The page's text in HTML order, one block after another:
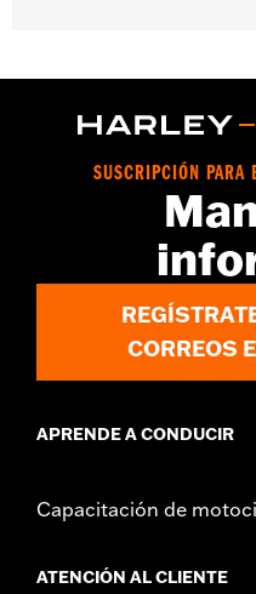
vinRequerido:false
Características funcionales:
GARANTÍA:90 días de
para
Breathable ,
Protected
Origen:Importado
SUSCRIPCIÓN PARA
CORREOS
APRENDE A CONDUCIR
Capacitación de
ATENCIÓN AL CLIENTE